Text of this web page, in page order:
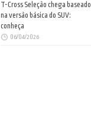
T-Cross Seleção chega baseado
na versão básica do SUV:
conheça
06/04/2026